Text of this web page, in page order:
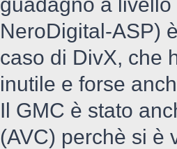
NeroDigital-ASP)
caso di DivX, che
inutile e forse
Il GMC è stato
(AVC) perchè si è